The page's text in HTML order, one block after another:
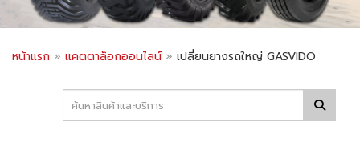
หน้าแรก » แคตตาล็อกออนไลน์ » เปลี่ยนยางรถใหญ่ GASVIDO